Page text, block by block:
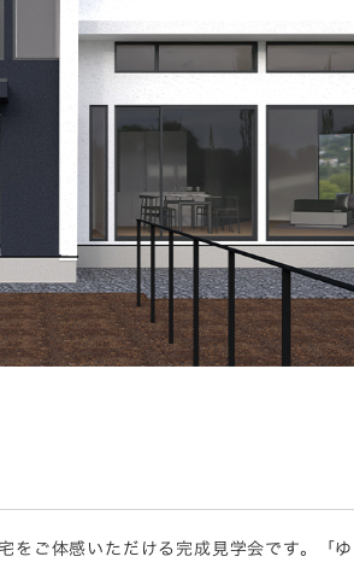
をご体感いただける完成見学会です。「